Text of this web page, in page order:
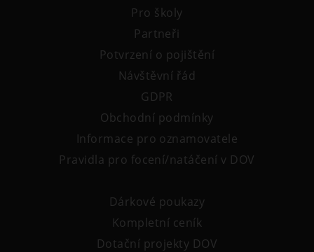
Pro školy
Partneři
Potvrzení o pojištění
Návštěvní řád
GDPR
Obchodní podmínky
Informace pro oznamovatele
Pravidla pro focení/natáčení v DOV
Dárkové poukazy
Kompletní ceník
Dotační projekty DOV